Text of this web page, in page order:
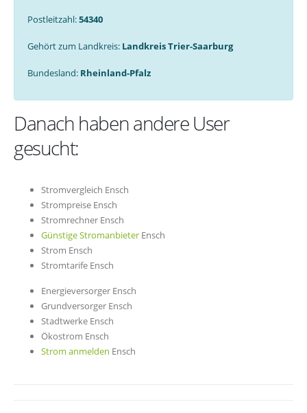
Postleitzahl:54340
Gehört zum Landkreis: Landkreis Trier-Saarburg
Bundesland: Rheinland-Pfalz
Danach haben andere User
gesucht:
Stromvergleich Ensch
Strompreise Ensch
Stromrechner Ensch
Günstige Stromanbieter Ensch
Strom Ensch
Stromtarife Ensch
Energieversorger Ensch
Grundversorger Ensch
Stadtwerke Ensch
Ökostrom Ensch
Strom anmelden Ensch